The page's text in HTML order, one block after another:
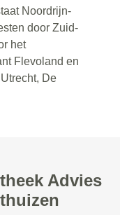
Noordrijn-
door Zuid-
het
Flevoland en
De
Advies